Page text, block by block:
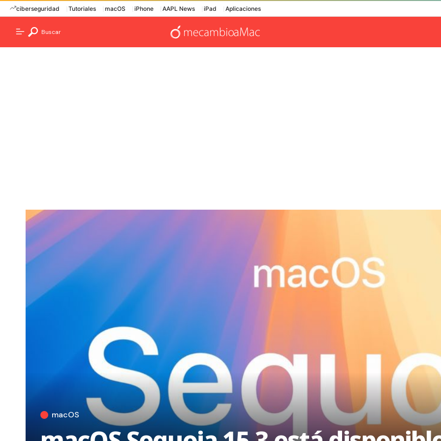
ciberseguridad Tutoriales macOS iPhone AAPL News iPad Aplicaciones
Buscar
macOS